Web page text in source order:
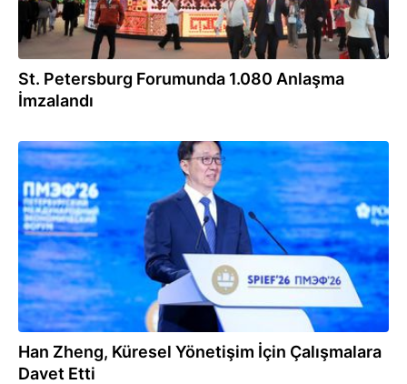
St. Petersburg Forumunda 1.080 Anlaşma
İmzalandı
06.06.2026
Han Zheng, Küresel Yönetişim İçin Çalışmalara
Davet Etti